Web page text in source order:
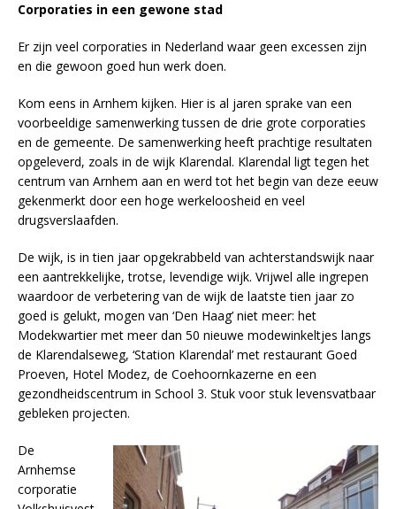
Corporaties in een gewone stad
Er zijn veel corporaties in Nederland waar geen excessen zijn
en die gewoon goed hun werk doen.
Kom eens in Arnhem kijken. Hier is al jaren sprake van een
voorbeeldige samenwerking tussen de drie grote corporaties
en de gemeente. De samenwerking heeft prachtige resultaten
opgeleverd, zoals in de wijk Klarendal. Klarendal ligt tegen het
centrum van Arnhem aan en werd tot het begin van deze eeuw
gekenmerkt door een hoge werkeloosheid en veel
drugsverslaafden.
De wijk, is in tien jaar opgekrabbeld van achterstandswijk naar
een aantrekkelijke, trotse, levendige wijk. Vrijwel alle ingrepen
waardoor de verbetering van de wijk de laatste tien jaar zo
goed is gelukt, mogen van ‘Den Haag’ niet meer: het
Modekwartier met meer dan 50 nieuwe modewinkeltjes langs
de Klarendalseweg, ‘Station Klarendal’ met restaurant Goed
Proeven, Hotel Modez, de Coehoornkazerne en een
gezondheidscentrum in School 3. Stuk voor stuk levensvatbaar
gebleken projecten.
De
Arnhemse
corporatie